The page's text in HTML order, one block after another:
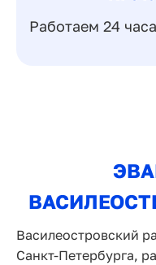
Работаем 24
Василеостровский
Санкт-Петербурга,